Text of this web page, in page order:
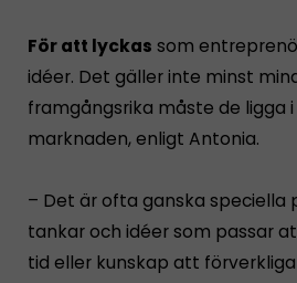
För att lyckas som
idéer. Det gäller inte minst
framgångsrika måste de ligga
marknaden, enligt Antonia.
– Det är ofta ganska speciella
tankar och idéer som passar
tid eller kunskap att